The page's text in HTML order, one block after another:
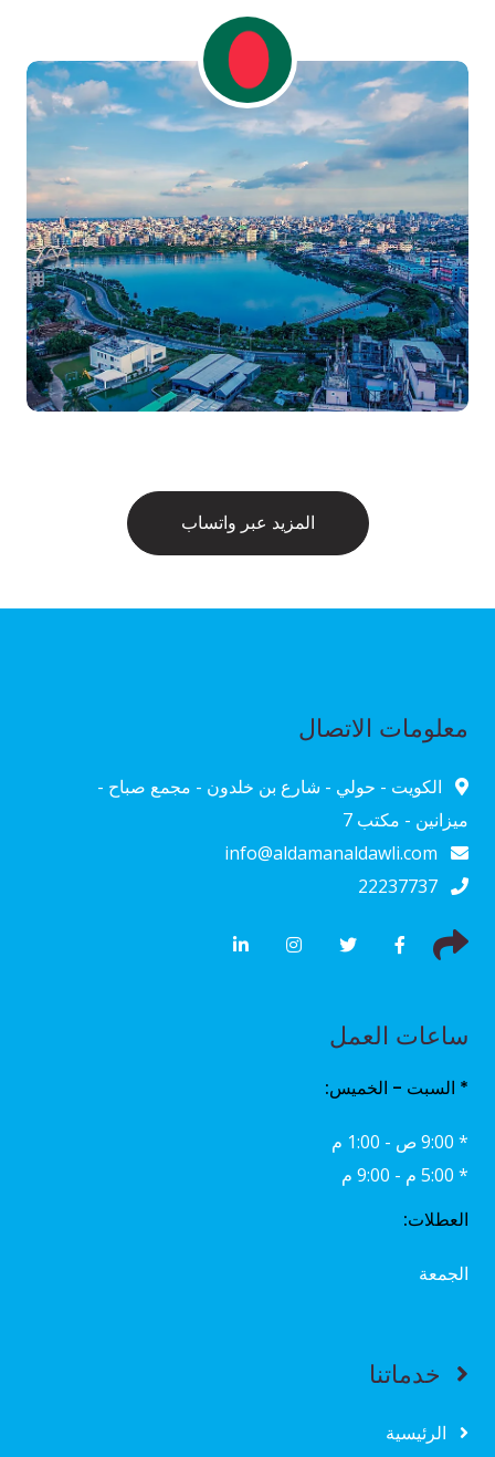
المزيد عبر واتساب
معلومات الاتصال
الكويت - حولي - شارع بن خلدون - مجمع صباح -
ميزانين - مكتب 7
ساعات العمل
* السبت - الخميس:
* 9:00 ص - 1:00 م
* 5:00 م - 9:00 م
العطلات:
الجمعة
خدماتنا
الرئيسية